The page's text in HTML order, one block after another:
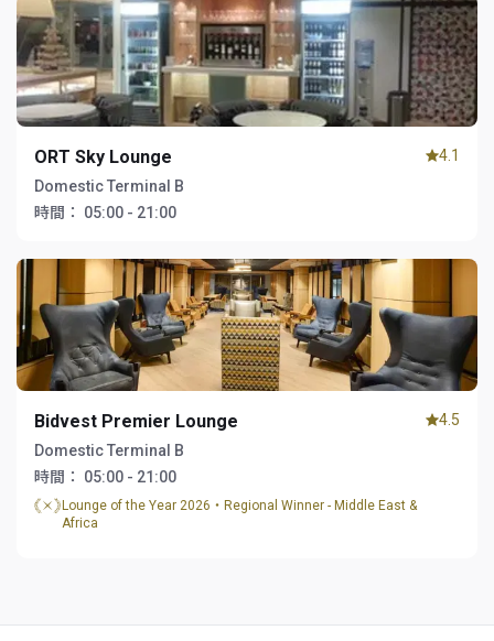
ORT Sky Lounge
Domestic Terminal B
時間：
05:00 - 21:00
4.1
Bidvest Premier Lounge
Domestic Terminal B
時間：
05:00 - 21:00
Lounge of the Year 2026・Regional Winner - Middle East &
Africa
4.5